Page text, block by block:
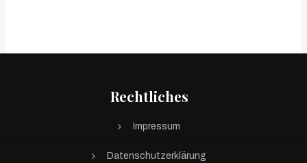
Rechtliches
Impressum
Datenschutzerklärung